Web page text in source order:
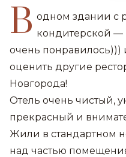
В одном здании с
кондитерской —
очень
оценить другие
Новгорода!
Отель очень чистый,
прекрасный и
Жили в стандартном
над частью